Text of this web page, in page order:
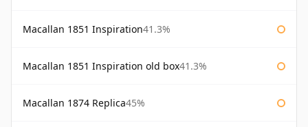
Macallan 1851 Inspiration41.3%
Macallan 1851 Inspiration old box41.3%
Macallan 1874 Replica45%